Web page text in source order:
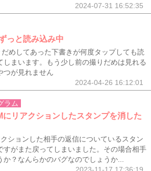
2024-07-31 16:52:35
っと読み込み中
めしてあった下書きが何度タップしても読
しまいます。もう少し前の撮りだめは見れる
つが見れません
2024-04-26 16:12:01
ラム
にリアクションしたスタンプを消した
ションした相手の返信についているスタン
すがまた戻ってしまいました。その場合相手
？なんらかのバグなのでしょうか...